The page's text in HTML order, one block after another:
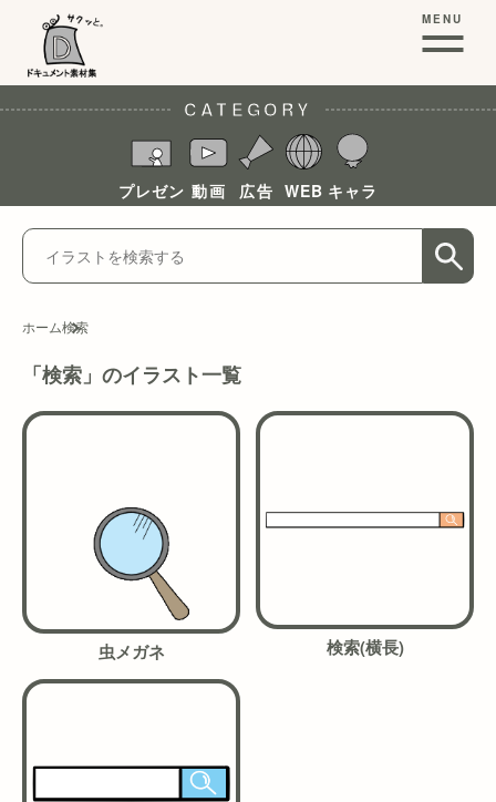
MENU
CATEGORY
プレゼン 動画 広告 WEB キャラ
ホーム検索
「検索」のイラスト一覧
虫メガネ 検索(横長)